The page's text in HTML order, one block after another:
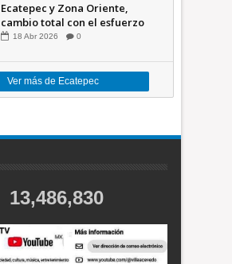
Ecatepec y Zona Oriente,
cambio total con el esfuerzo
conjunto: Azucena; retiran 21
18 Abr 2026 0
Ver más de Ecatepec
13,486,830